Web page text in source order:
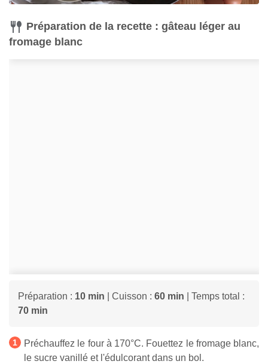
Préparation de la recette : gâteau léger au
fromage blanc
Préparation : 10 min | Cuisson : 60 min | Temps total :
70 min
Préchauffez le four à 170°C. Fouettez le fromage blanc,
le sucre vanillé et l'édulcorant dans un bol.